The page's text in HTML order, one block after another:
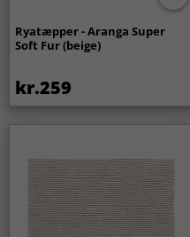
Ryatæpper - Aranga Super
Soft Fur (beige)
kr.259